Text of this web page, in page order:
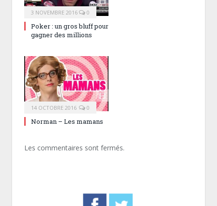
3 NOVEMBRE 2016 0
Poker : un gros bluff pour
gagner des millions
14 OCTOBRE 2016 0
Norman – Les mamans
Les commentaires sont fermés.